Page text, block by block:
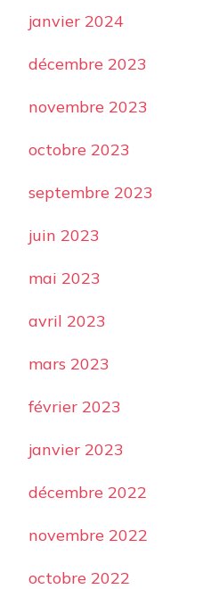
janvier 2024
décembre 2023
novembre 2023
octobre 2023
septembre 2023
juin 2023
mai 2023
avril 2023
mars 2023
février 2023
janvier 2023
décembre 2022
novembre 2022
octobre 2022